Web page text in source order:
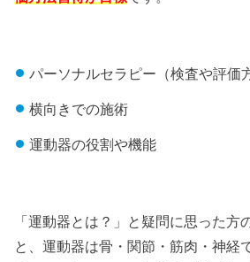
パーソナルセラピー（検査や評価
横向きでの施術
運動器の役割や機能
「運動器とは？」と疑問に思った方
と、運動器は骨・関節・筋肉・神経